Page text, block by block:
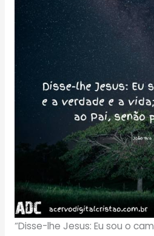
“Disse-lhe Jesus: Eu sou o